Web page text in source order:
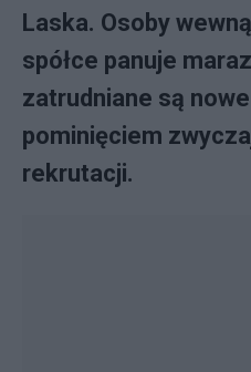
Laska. Osoby
spółce panuje
zatrudniane są
pominięciem
rekrutacji.